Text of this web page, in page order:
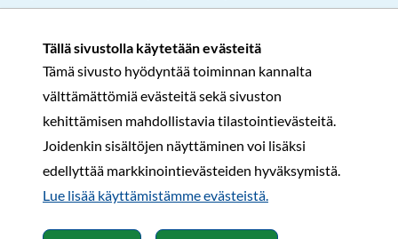
Tällä sivustolla käytetään evästeitä
Tämä sivusto hyödyntää toiminnan kannalta
välttämättömiä evästeitä sekä sivuston
kehittämisen mahdollistavia tilastointievästeitä.
Joidenkin sisältöjen näyttäminen voi lisäksi
edellyttää markkinointievästeiden hyväksymistä.
Lue lisää käyttämistämme evästeistä.​​​​​​
Rekisteri- ja tietosuojaselosteSopimusehdot